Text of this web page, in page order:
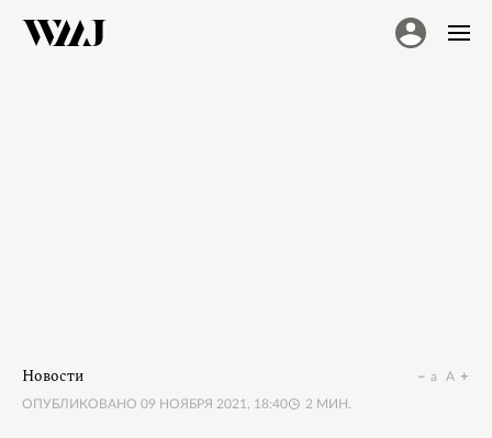
Новости
ОПУБЛИКОВАНО 09 НОЯБРЯ 2021, 18:40 2 МИН.
a A